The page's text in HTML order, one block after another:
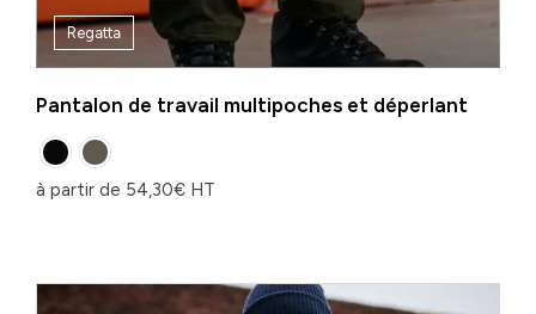
Regatta
Pantalon de travail multipoches et déperlant
à partir de 54,30€ HT